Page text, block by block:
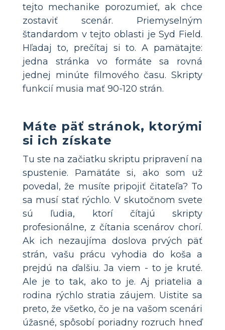
tejto mechanike porozumieť, ak chce
zostaviť scenár. Priemyselným
štandardom v tejto oblasti je Syd Field.
Hľadaj to, prečítaj si to. A pamätajte:
jedna stránka vo formáte sa rovná
jednej minúte filmového času. Skripty
funkcií musia mať 90-120 strán.
Máte päť stránok, ktorými
si ich získate
Tu ste na začiatku skriptu pripravení na
spustenie. Pamätáte si, ako som už
povedal, že musíte pripojiť čitateľa? To
sa musí stať rýchlo. V skutočnom svete
sú ľudia, ktorí čítajú skripty
profesionálne, z čítania scenárov chorí.
Ak ich nezaujíma doslova prvých päť
strán, vašu prácu vyhodia do koša a
prejdú na ďalšiu. Ja viem - to je kruté.
Ale je to tak, ako to je. Aj priatelia a
rodina rýchlo stratia záujem. Uistite sa
preto, že všetko, čo je na vašom scenári
úžasné, spôsobí poriadny rozruch hneď